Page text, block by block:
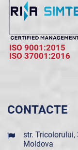
ISO 9001:2015
ISO 37001:2016
CONTACTE
str. Tricolorului,
Moldova